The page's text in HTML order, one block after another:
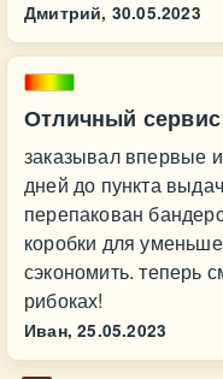
Дмитрий, 30.05.2023
Отличный сервис
заказывал впервые
дней до пункта
перепакован
коробки для
сэкономить. теперь
рибоках!
Иван, 25.05.2023